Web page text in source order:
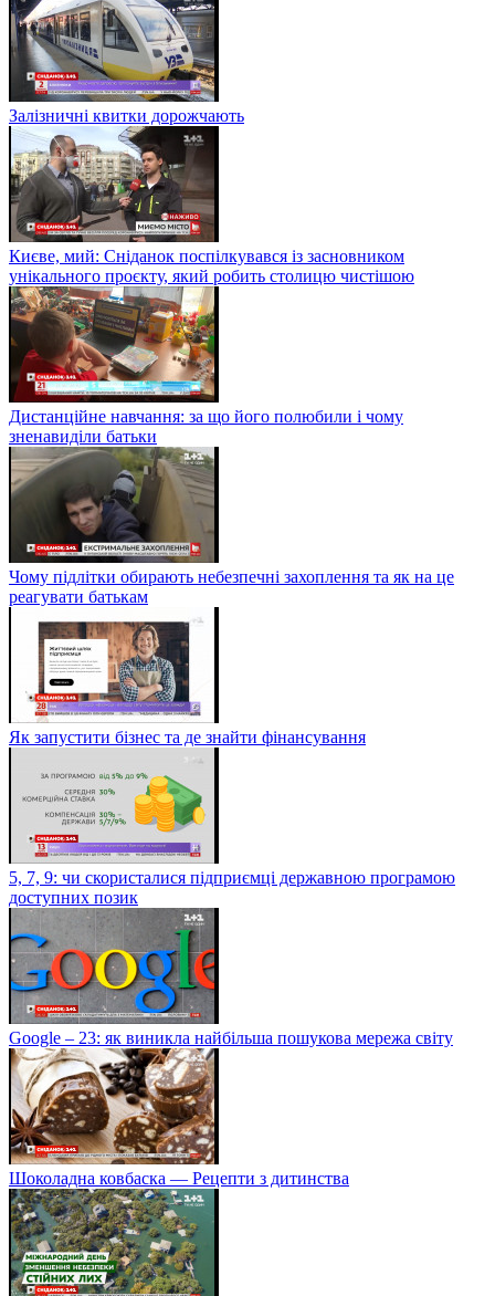
Залізничні квитки дорожчають
Києве, мий: Сніданок поспілкувався із засновником
унікального проєкту, який робить столицю чистішою
Дистанційне навчання: за що його полюбили і чому
зненавиділи батьки
Чому підлітки обирають небезпечні захоплення та як на це
реагувати батькам
Як запустити бізнес та де знайти фінансування
5, 7, 9: чи скористалися підприємці державною програмою
доступних позик
Google – 23: як виникла найбільша пошукова мережа світу
Шоколадна ковбаска — Рецепти з дитинства